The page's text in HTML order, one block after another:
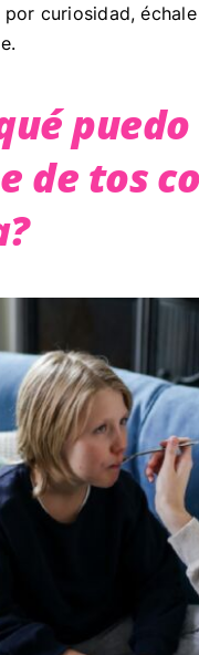
por curiosidad,
de tos